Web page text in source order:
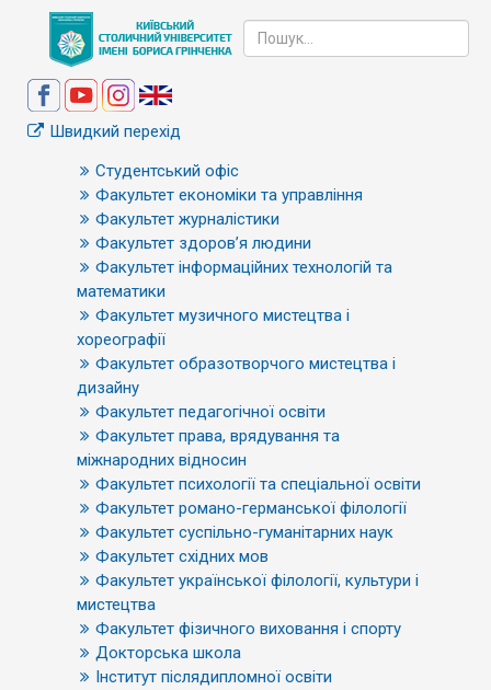
Швидкий перехід
Студентський офіс
Факультет економіки та управління
Факультет журналістики
Факультет здоров’я людини
Факультет інформаційних технологій та
математики
Факультет музичного мистецтва і
хореографії
Факультет образотворчого мистецтва і
дизайну
Факультет педагогічної освіти
Факультет права, врядування та
міжнародних відносин
Факультет психології та спеціальної освіти
Факультет романо-германської філології
Факультет суспільно-гуманітарних наук
Факультет східних мов
Факультет української філології, культури і
мистецтва
Факультет фізичного виховання і спорту
Докторська школа
Інститут післядипломної освіти